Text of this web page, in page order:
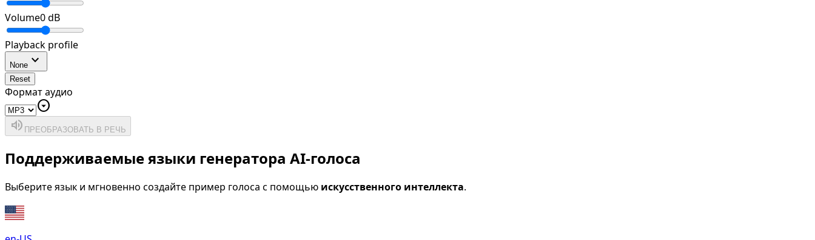
Volume0dB
Playback profile
None expand_more
Reset
Формат аудио
arrow_drop_down_circle
volume_up ПРЕОБРАЗОВАТЬ В РЕЧЬ
Поддерживаемые языки генератора AI-голоса
Выберите язык и мгновенно создайте пример голоса с помощью искусственного интеллекта.